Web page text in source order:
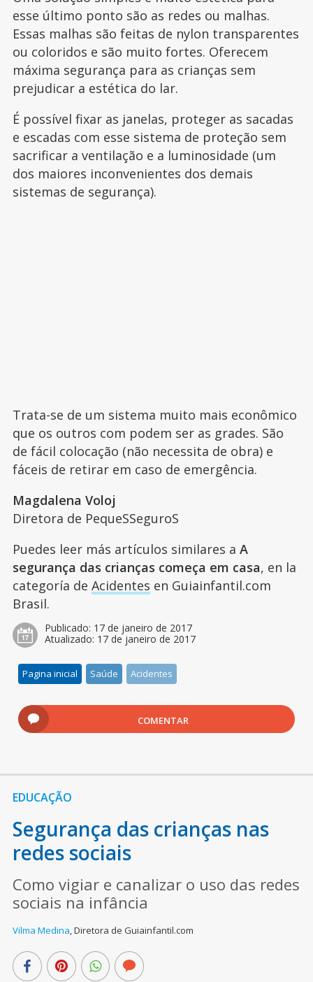
esse último ponto são as redes ou malhas.
Essas malhas são feitas de nylon transparentes
ou coloridos e são muito fortes. Oferecem
máxima segurança para as crianças sem
prejudicar a estética do lar.
É possível fixar as janelas, proteger as sacadas
e escadas com esse sistema de proteção sem
sacrificar a ventilação e a luminosidade (um
dos maiores inconvenientes dos demais
sistemas de segurança).
Trata-se de um sistema muito mais econômico
que os outros com podem ser as grades. São
de fácil colocação (não necessita de obra) e
fáceis de retirar em caso de emergência.
Magdalena Voloj
Diretora de PequeSSeguroS
Puedes leer más artículos similares a A
segurança das crianças começa em casa, en la
categoría de Acidentes en Guiainfantil.com
Brasil.
Publicado: 17 de janeiro de 2017
Atualizado: 17 de janeiro de 2017
Pagina inicial Saúde Acidentes
COMENTAR
EDUCAÇÃO
Segurança das crianças nas
redes sociais
Como vigiar e canalizar o uso das redes
sociais na infância
Vilma Medina,Diretora de Guiainfantil.com